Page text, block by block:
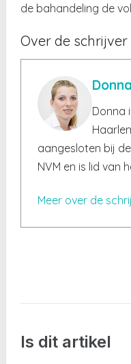
de bahandeling de
Over de schrijver
Donna
aangesloten bij
NVM en is lid van
Meer over de
Is dit artikel